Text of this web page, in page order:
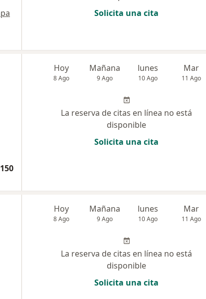
Solicita una cita
Hoy
8 Ago
Mañana
9 Ago
lunes
10 Ago
Mar
11 Ago
La reserva de citas en línea no está
disponible
Solicita una cita
Hoy
8 Ago
Mañana
9 Ago
lunes
10 Ago
Mar
11 Ago
La reserva de citas en línea no está
disponible
Solicita una cita